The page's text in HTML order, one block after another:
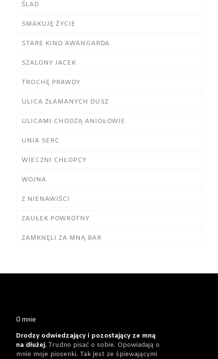
ŚLAD
SMAKUJĘ ŻYCIE
STARE KINO AWANGARDA
SZALONY JACEK
TROCHĘ PRAWDY
ULICA ZŁAMANYCH DUSZ
ULICAMI CHODZĄ ANIOŁOWIE
UNIA SERC
WIECZNI CHŁOPCY
WOJNA
Z NIENAWIŚCI
ZAUŁEK POWROTNY
ZAMKNĘLI ZA MNĄ BAR
O mnie
Drodzy odwiedzający i pozostający ze mną
na dłużej. Trudno pisać o sobie. Opowiadają o
mnie moje piosenki. Tak jest ze śpiewającymi